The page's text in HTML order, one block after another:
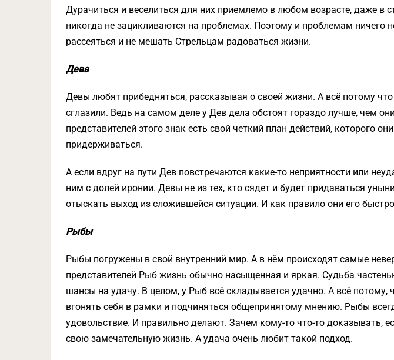
Дурачиться и веселиться для них приемлемо в любом возрасте, даже в
никогда не зацикливаются на проблемах. Поэтому и проблемам ничего
рассеяться и не мешать Стрельцам радоваться жизни.
Дева
Девы любят прибедняться, рассказывая о своей жизни. А всё потому
сглазили. Ведь на самом деле у Дев дела обстоят гораздо лучше, чем
представителей этого знак есть свой четкий план действий, которого
придерживаться.
А если вдруг на пути Дев повстречаются какие-то неприятности или
ним с долей иронии. Девы не из тех, кто сядет и будет придаваться
отыскать выход из сложившейся ситуации. И как правило они его
Рыбы
Рыбы погружены в свой внутренний мир. А в нём происходят самые
представителей Рыб жизнь обычно насыщенная и яркая. Судьба
шансы на удачу. В целом, у Рыб всё складывается удачно. А всё потому,
вгонять себя в рамки и подчиняться общепринятому мнению. Рыбы
удовольствие. И правильно делают. Зачем кому-то что-то доказывать,
свою замечательную жизнь. А удача очень любит такой подход.